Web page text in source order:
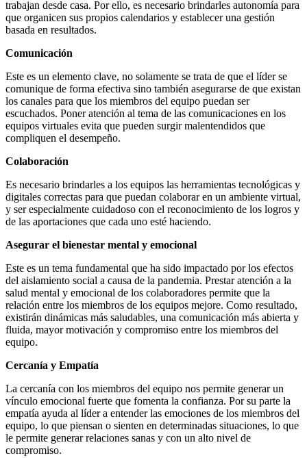
trabajan desde casa. Por ello, es necesario brindarles autonomía para
que organicen sus propios calendarios y establecer una gestión
basada en resultados.
Comunicación
Este es un elemento clave, no solamente se trata de que el líder se
comunique de forma efectiva sino también asegurarse de que existan
los canales para que los miembros del equipo puedan ser
escuchados. Poner atención al tema de las comunicaciones en los
equipos virtuales evita que pueden surgir malentendidos que
compliquen el desempeño.
Colaboración
Es necesario brindarles a los equipos las herramientas tecnológicas y
digitales correctas para que puedan colaborar en un ambiente virtual,
y ser especialmente cuidadoso con el reconocimiento de los logros y
de las aportaciones que cada uno esté haciendo.
Asegurar el bienestar mental y emocional
Este es un tema fundamental que ha sido impactado por los efectos
del aislamiento social a causa de la pandemia. Prestar atención a la
salud mental y emocional de los colaboradores permite que la
relación entre los miembros de los equipos mejore. Como resultado,
existirán dinámicas más saludables, una comunicación más abierta y
fluida, mayor motivación y compromiso entre los miembros del
equipo.
Cercanía y Empatía
La cercanía con los miembros del equipo nos permite generar un
vínculo emocional fuerte que fomenta la confianza. Por su parte la
empatía ayuda al líder a entender las emociones de los miembros del
equipo, lo que piensan o sienten en determinadas situaciones, lo que
le permite generar relaciones sanas y con un alto nivel de
compromiso.